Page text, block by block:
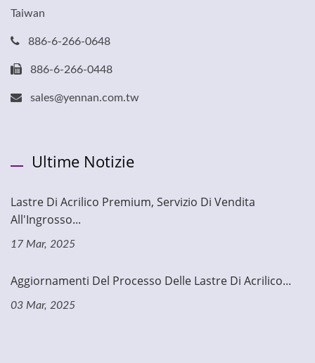
Taiwan
886-6-266-0648
886-6-266-0448
sales@yennan.com.tw
Ultime Notizie
Lastre Di Acrilico Premium, Servizio Di Vendita
All'Ingrosso...
17 Mar, 2025
Aggiornamenti Del Processo Delle Lastre Di Acrilico...
03 Mar, 2025